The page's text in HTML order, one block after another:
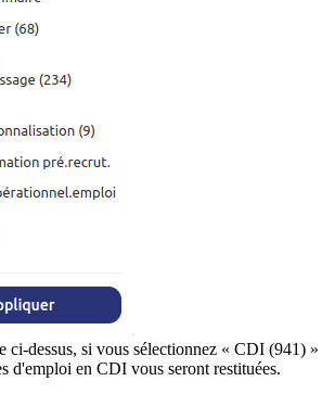
ci-dessus, si vous sélectionnez « CDI (941) »
d'emploi en CDI vous seront restituées.